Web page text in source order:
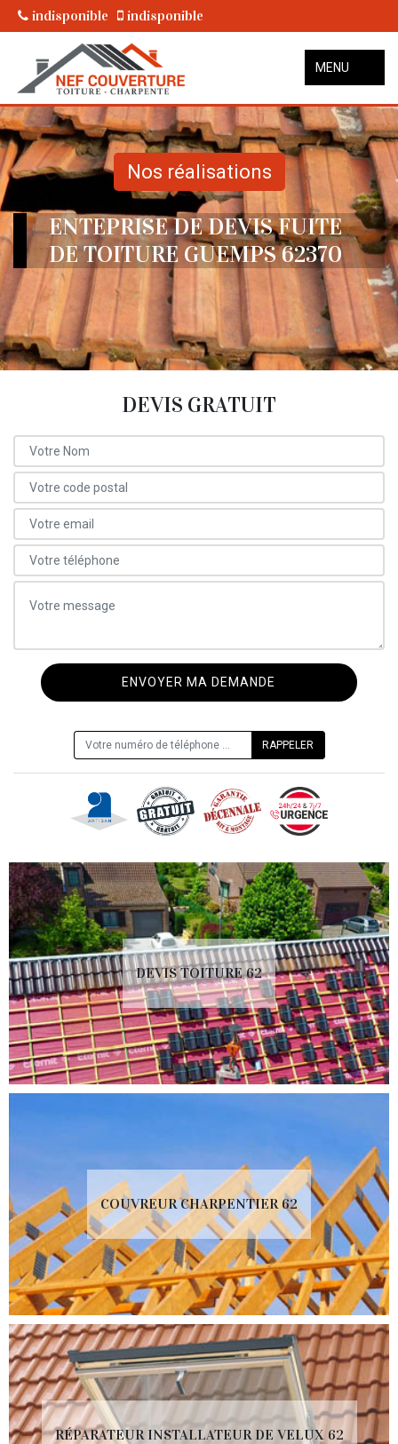
indisponible indisponible
MENU
Nos réalisations
ENTEPRISE DE DEVIS FUITE
DE TOITURE GUEMPS 62370
DEVIS GRATUIT
DEVIS TOITURE 62
COUVREUR CHARPENTIER 62
RÉPARATEUR INSTALLATEUR DE VELUX 62